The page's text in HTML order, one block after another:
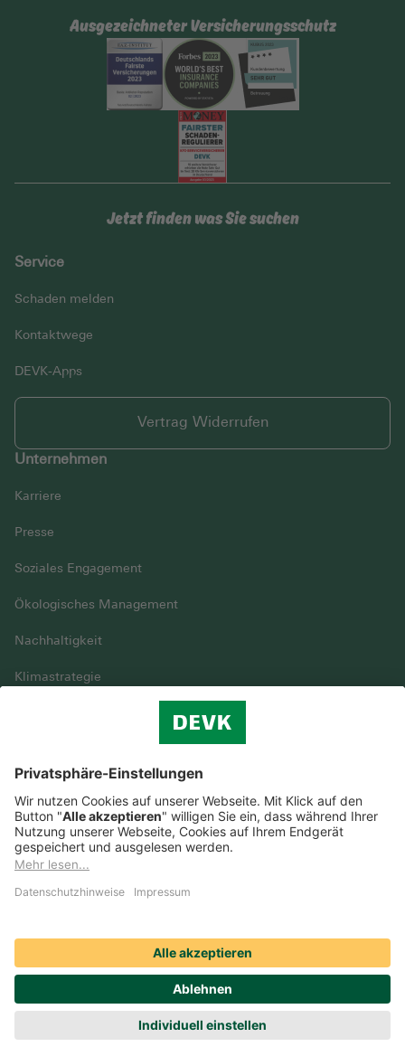
Ausgezeichneter Versicherungsschutz
Jetzt finden was Sie suchen
Service
Schaden melden
Kontaktwege
DEVK-Apps
Vertrag Widerrufen
Unternehmen
Karriere
Presse
Soziales Engagement
Ökologisches Management
Nachhaltigkeit
Klimastrategie
© DEVK 2026
Streitbeilegung
Nutzungshinweise
EU-Transparenzverordnung
Cookie-Einstellungen
Barrierefreiheit